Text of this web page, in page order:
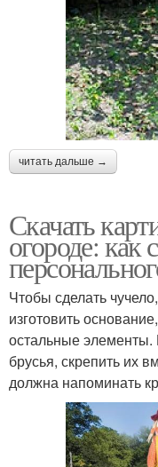
читать дальше →
Скачать
огороде: как
Чтобы сделать
изготовить
остальные элементы.
брусья, скрепить их
должна напоминать